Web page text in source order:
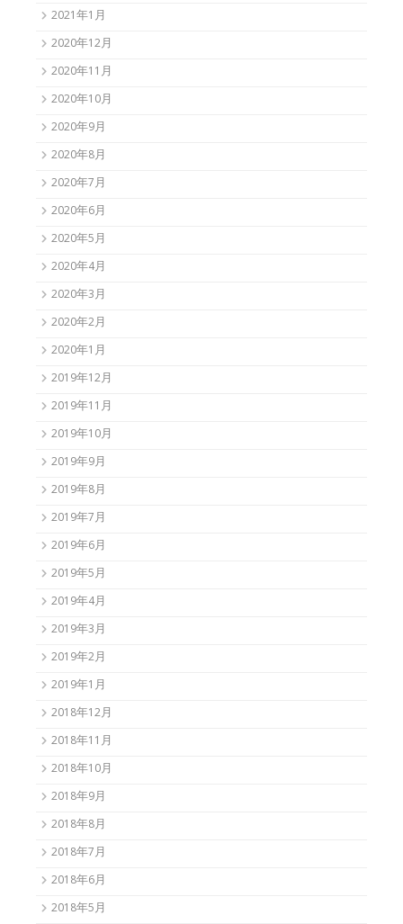
2021年1月
2020年12月
2020年11月
2020年10月
2020年9月
2020年8月
2020年7月
2020年6月
2020年5月
2020年4月
2020年3月
2020年2月
2020年1月
2019年12月
2019年11月
2019年10月
2019年9月
2019年8月
2019年7月
2019年6月
2019年5月
2019年4月
2019年3月
2019年2月
2019年1月
2018年12月
2018年11月
2018年10月
2018年9月
2018年8月
2018年7月
2018年6月
2018年5月